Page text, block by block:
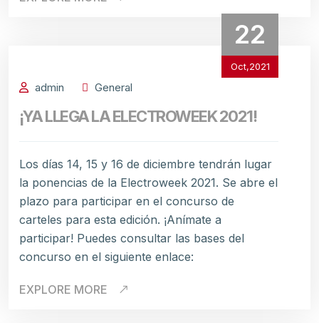
22
Oct,2021
admin General
¡YA LLEGA LA ELECTROWEEK 2021!
Los días 14, 15 y 16 de diciembre tendrán lugar
la ponencias de la Electroweek 2021. Se abre el
plazo para participar en el concurso de
carteles para esta edición. ¡Anímate a
participar! Puedes consultar las bases del
concurso en el siguiente enlace:
EXPLORE MORE